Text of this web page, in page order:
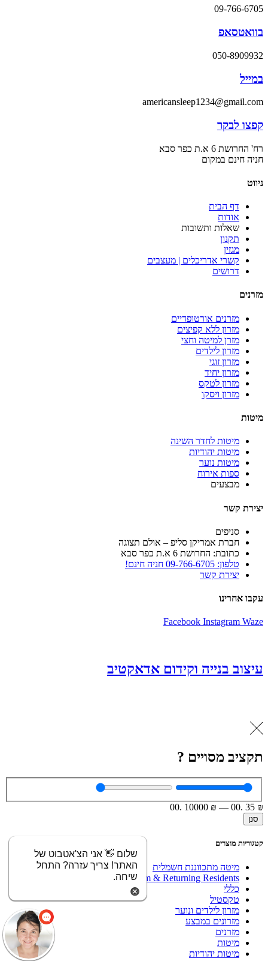
09-766-6705
בוואטסאפ
050-8909932
במייל
americansleep1234@gmail.com
קפצו לבקר
רח' החרושת 6 א.ת כפר סבא
חניה חינם במקום
ניווט
דף הבית
אודות
שאלות ותשובות
תקנון
מגזין
קשרי אדריכלים | מעצבים
דרושים
מזרנים
מזרנים אורטופדיים
מזרון ללא קפיצים
מזרן למיטה וחצי
מזרון לילדים
מזרון זוגי
מזרון יחיד
מזרון לטקס
מזרון ויסקו
מיטות
מיטות לחדר השינה
מיטות יהודיות
מיטות נוער
ספות אירוח
מבצעים
יצירת קשר
סניפים
חברת אמריקן סליפ – אולם תצוגה
כתובת: החרושת 6 א.ת כפר סבא
טלפון: 09-766-6705 חניה חינם!
יצירת קשר
עקבו אחרינו
Facebook Instagram Waze
עיצוב בנייה וקידום אדאקטיב
תקציב מסויים ?
₪
35
.00
—
₪
10000
.00
סנן
קטגוריות מוצרים
מיטה מתכווננת חשמלית
Olim & Returning Residents
כללי
טקסטיל
מזרון לילדים ונוער
מזרונים במבצע
מזרנים
מיטות
מיטות יהודיות
שלום 👋 אני הצ'אטבוט של
האתר! צריך עזרה? התחל
שיחה.